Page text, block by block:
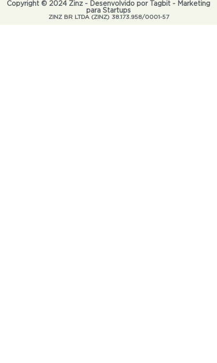
Copyright © 2024 Zinz - Desenvolvido por Tagbit - Marketing
para Startups
ZINZ BR LTDA (ZINZ) 38.173.958/0001-57